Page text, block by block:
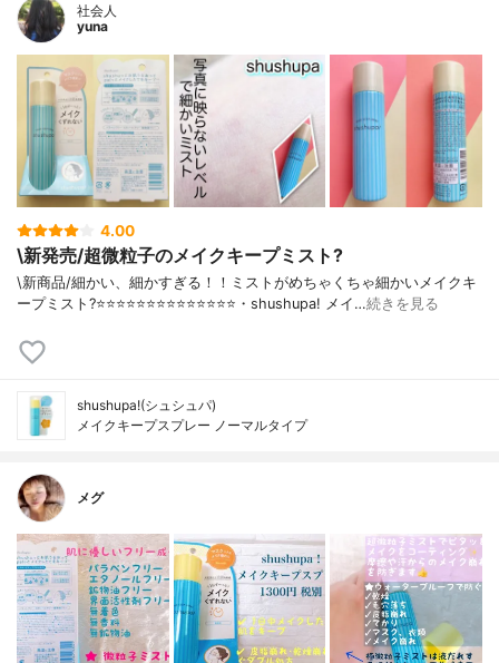
社会人
yuna
4.00
\新発売/超微粒子のメイクキープミスト?
\新商品/細かい、細かすぎる！！ミストがめちゃくちゃ細かいメイクキ
ープミスト?⭐️⭐️⭐️⭐️⭐️⭐️⭐️⭐️⭐️⭐️⭐️⭐️⭐️⭐️・shushupa! メイ…続きを見る
shushupa!(シュシュパ)
メイクキープスプレー ノーマルタイプ
メグ